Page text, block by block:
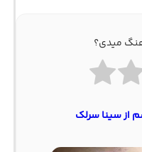
میدی؟
از سینا سرلک